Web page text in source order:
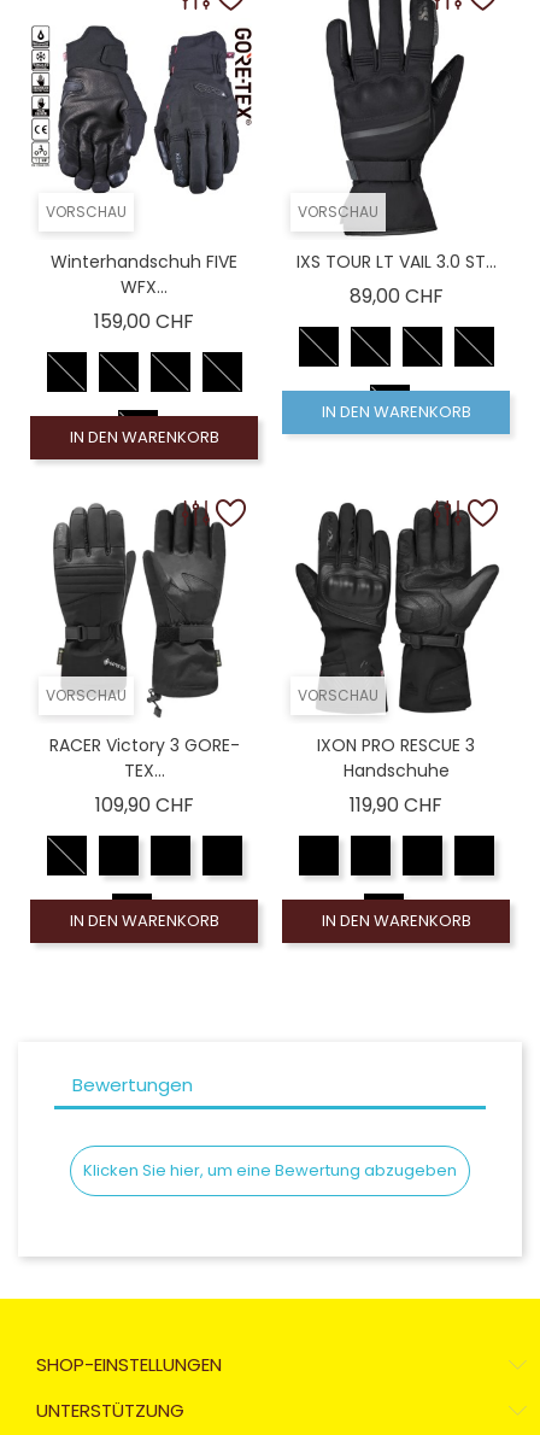
VORSCHAU
Winterhandschuh FIVE
WFX...
159,00 CHF
IN DEN WARENKORB
VORSCHAU
IXS TOUR LT VAIL 3.0 ST...
89,00 CHFPreis
IN DEN WARENKORB
VORSCHAU
RACER Victory 3 GORE-
TEX...
109,90 CHFPreis
IN DEN WARENKORB
VORSCHAU
IXON PRO RESCUE 3
Handschuhe
119,90 CHF
IN DEN WARENKORB
Bewertungen
Klicken Sie hier, um eine Bewertung abzugeben
SHOP-EINSTELLUNGEN
UNTERSTÜTZUNG